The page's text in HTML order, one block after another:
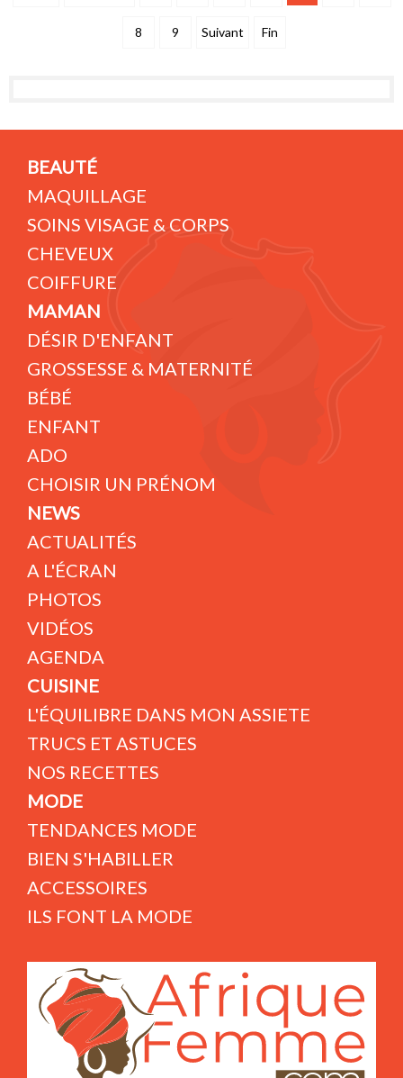
8 9 Suivant Fin
BEAUTÉ
MAQUILLAGE
SOINS VISAGE & CORPS
CHEVEUX
COIFFURE
MAMAN
DÉSIR D'ENFANT
GROSSESSE & MATERNITÉ
BÉBÉ
ENFANT
ADO
CHOISIR UN PRÉNOM
NEWS
ACTUALITÉS
A L'ÉCRAN
PHOTOS
VIDÉOS
AGENDA
CUISINE
L'ÉQUILIBRE DANS MON ASSIETE
TRUCS ET ASTUCES
NOS RECETTES
MODE
TENDANCES MODE
BIEN S'HABILLER
ACCESSOIRES
ILS FONT LA MODE